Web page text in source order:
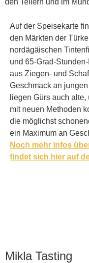
den Tellern und im
Auf der Speisekarte
den Märkten der
nordägäischen
und 65-Grad-
aus Ziegen- und
Geschmack an
liegen Gürs auch
mit neuen Methoden
die möglichst
ein Maximum an
Noch mehr Infos
findet sich hier auf
Mikla Tasting